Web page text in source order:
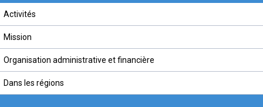
Activités
Mission
Organisation administrative et financière
Dans les régions